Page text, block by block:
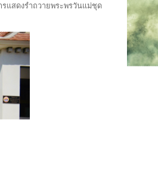
แสดงรำถวายพระพรวันแม่ชุด